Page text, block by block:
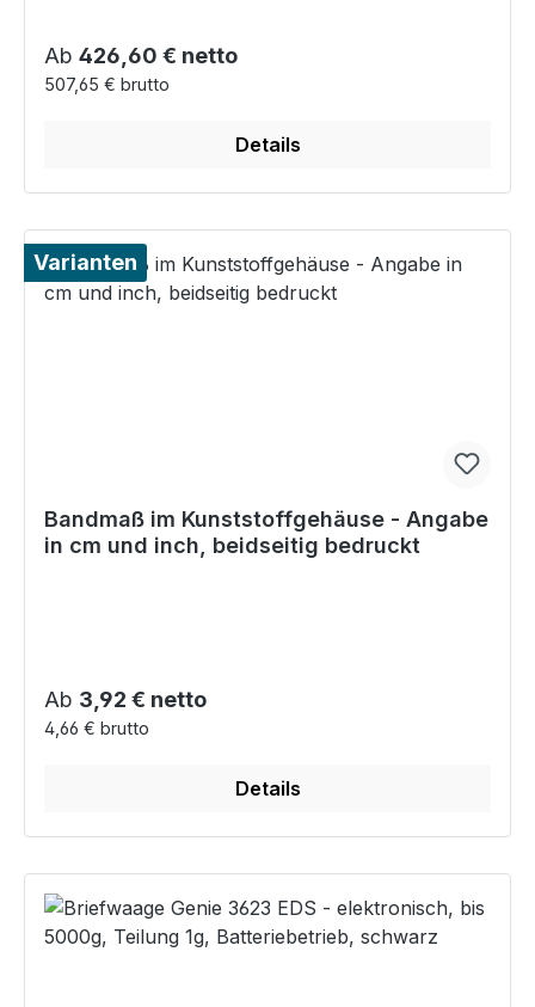
Regulärer Preis:
Ab 426,60 € netto
507,65 € brutto
Details
Varianten
Bandmaß im Kunststoffgehäuse - Angabe
in cm und inch, beidseitig bedruckt
Regulärer Preis:
Ab 3,92 € netto
4,66 € brutto
Details